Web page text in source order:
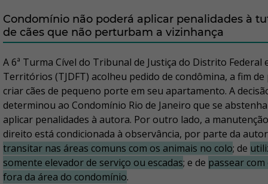
Condomínio não poderá aplicar penalidades à
de cães que não perturbam a vizinhança
A 6ª Turma Cível do Tribunal de Justiça do Distrito Federal
Territórios (TJDFT) acolheu pedido de condômina, a fim
criar cães de pequeno porte em seu apartamento. A
determinou ao Condomínio Rio de Janeiro que se
aplicar penalidades à autora. Por outro lado, a
direito está condicionada à observância, por parte da
transitar nas áreas comuns com os animais no colo; de
somente elevador de serviço ou escadas; e de passear
fora da área do condomínio.